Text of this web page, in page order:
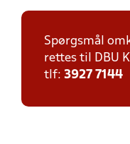
Spørgsmål
rettes til DBU
tlf: 3927 7144